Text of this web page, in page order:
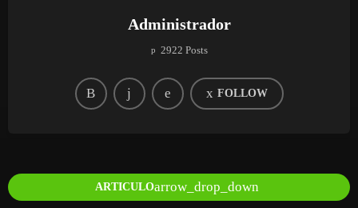
Administrador
2922 Posts
FOLLOW
ARTICULOarrow_drop_down